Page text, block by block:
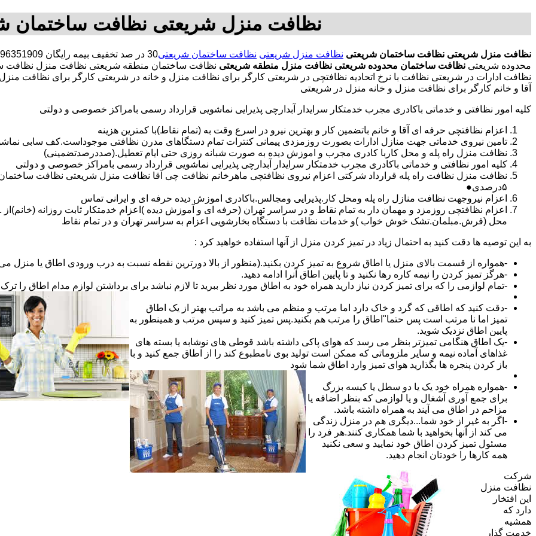
نظافت منزل شریعتی نظافت ساختمان
نظافت منزل شریعتی نظافت ساختمان شریعتی نظافت منزل شریعتی نظافت ساختمان شریعتی
محدوده شریعتی نظافت ساختمان محدوده شریعتی نظافت منزل منطقه شریعتی نظافت ساختمان منطقه شریعتی نظافت منزل
نظافت ادارات در شریعتی نظافت با نرخ اتحادیه نظافتچی در شریعتی کارگر برای نظافت منزل و خانه در شریعتی کارگر برای نظافت
آقا و خانم کارگر برای نظافت منزل و خانه منزل در شریعتی
کلیه امور نظافتی و خدماتی باکادری مجرب خدمتکار سرایدار آبدارچی پذیرایی نماشویی قرارداد رسمی بامراکز خصوصی و دولتی
اعزام نظافتچی حرفه ای آقا و خانم باتضمین کار و بهترین نیرو در اسرع وقت به (تمام نقاط)با کمترین هزینه
تامین نیروی خدماتی جهت منازل ادارات بصورت روزمزدی پیمانی کنترات تمام دستگاهای مدرن نظافتی موجوداست.کف سابی
نظافت منزل راه پله و محل کاربا کادری مجرب و اموزش دیده به صورت شبانه روزی حتی ایام تعطیل.(صددرصدتضمینی)
کلیه امور نظافتی و خدماتی باکادری مجرب خدمتکار سرایدار آبدارچی پذیرایی نماشویی قرارداد رسمی بامراکز خصوصی و دولتی
نظافت منزل نظافت راه پله قرارداد شرکتی اعزام نیروی نظافتچی ماهرخانم نظافت چی آقا نظافت منزل شریعتی نظافت
۵درصدی●
اعزام نیروجهت نظافت منازل راه پله ومحل کار.پذیرایی ومجالس.باکادری اموزش دیده حرفه ای و ایرانی تماس
محل (فرش.مبلمان.تشک خوش خواب )و خدمات نظافت با دستگاه بخارشویی اعزام به سراسر تهران و در تمام نقاط
به این توصیه ها دقت کنید به احتمال زیاد در تمیز کردن منزل از آنها استفاده خواهید کرد :
-همواره از قسمت بالای منزل یا اطاق شروع به تمیز کردن بکنید.(منظور از بالا دورترین نقطه نسبت به درب ورودی اطاق یا منزل
-هرگز تمیز کردن را نیمه کاره رها نکنید و تا پایین اطاق آنرا ادامه دهید.
-تمام لوازمی را که برای تمیز کردن نیاز دارید همراه خود به اطاق مورد نظر ببرید تا لازم نباشد برای برداشتن لوازم مدام اطاق را ترک
-دقت کنید که اطاقی که گرد و خاک دارد اما مرتب و منظم می باشد به مراتب بهتر از یک اطاق
تمیز اما نا مرتب است پس حتما"اطاق را مرتب هم بکنید.پس تمیز کنید و سپس مرتب و همینطور به
پایین اطاق نزدیک شوید.
-یک اطاق هنگامی تمیزتر بنظر می رسد که هوای پاکی داشته باشد قوطی های نوشابه یا بسته های
غذاهای آماده نیمه و سایر ملزوماتی که ممکن است تولید بوی نامطبوع کند را از اطاق جمع کنید و با
باز کردن پنجره ها بگذارید هوای تمیز وارد اطاق شما شود
-همواره همراه خود یک یا دو سطل یا کیسه بزرگ
برای جمع آوری آشغال و یا لوازمی که بنظر اضافه یا
مزاحم در اطاق می آیند به همراه داشته باشد.
-اگر به غیر از خود شما...دیگری هم در منزل زندگی
می کند از آنها بخواهید با شما همکاری کنند.هر فرد را
مسئول تمیز کردن اطاق خود نمایید و سعی نکنید
همه کارها را خودتان انجام دهید.
شرکت
نظافت منزل
این افتخار
دارد که
همشیه
خدمت گذار